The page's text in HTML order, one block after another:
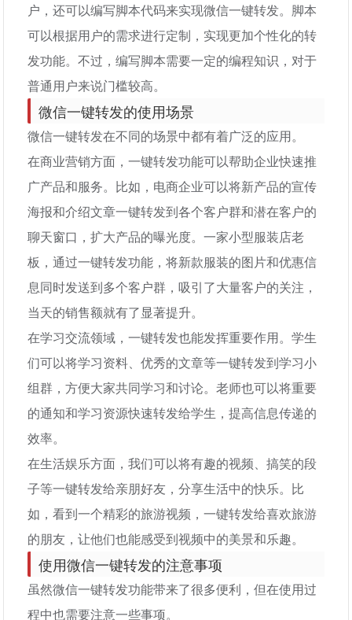
户，还可以编写脚本代码来实现微信一键转发。脚本
可以根据用户的需求进行定制，实现更加个性化的转
发功能。不过，编写脚本需要一定的编程知识，对于
普通用户来说门槛较高。
微信一键转发的使用场景
微信一键转发在不同的场景中都有着广泛的应用。
在商业营销方面，一键转发功能可以帮助企业快速推
广产品和服务。比如，电商企业可以将新产品的宣传
海报和介绍文章一键转发到各个客户群和潜在客户的
聊天窗口，扩大产品的曝光度。一家小型服装店老
板，通过一键转发功能，将新款服装的图片和优惠信
息同时发送到多个客户群，吸引了大量客户的关注，
当天的销售额就有了显著提升。
在学习交流领域，一键转发也能发挥重要作用。学生
们可以将学习资料、优秀的文章等一键转发到学习小
组群，方便大家共同学习和讨论。老师也可以将重要
的通知和学习资源快速转发给学生，提高信息传递的
效率。
在生活娱乐方面，我们可以将有趣的视频、搞笑的段
子等一键转发给亲朋好友，分享生活中的快乐。比
如，看到一个精彩的旅游视频，一键转发给喜欢旅游
的朋友，让他们也能感受到视频中的美景和乐趣。
使用微信一键转发的注意事项
虽然微信一键转发功能带来了很多便利，但在使用过
程中也需要注意一些事项。